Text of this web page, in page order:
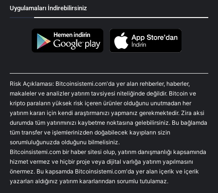
Uygulamaları İndirebilirsiniz
Risk Açıklaması: Bitcoinsistemi.com'da yer alan rehberler, haberler,
makaleler ve analizler yatırım tavsiyesi niteliğinde değildir. Bitcoin ve
kripto paraların yüksek risk içeren ürünler olduğunu unutmadan her
yatırım kararı için kendi araştırmanızı yapmanız gerekmektedir. Zira aksi
durumda tüm yatırımınızı kaybetme noktasına gelebilirsiniz. Bu bağlamda
tüm transfer ve işlemlerinizden doğabilecek kayıpların sizin
sorumluluğunuzda olduğunu bilmelisiniz.
Bitcoinsistemi.com bir haber sitesi olup, yatırım danışmanlığı kapsamında
hizmet vermez ve hiçbir proje veya dijital varlığa yatırım yapılmasını
önermez. Bu kapsamda Bitcoinsistemi.com'da yer alan içerik ve içerik
yazarları aldığınız yatırım kararlarından sorumlu tutulamaz.